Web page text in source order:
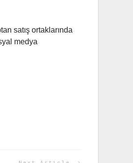
satış ortaklarında
medya